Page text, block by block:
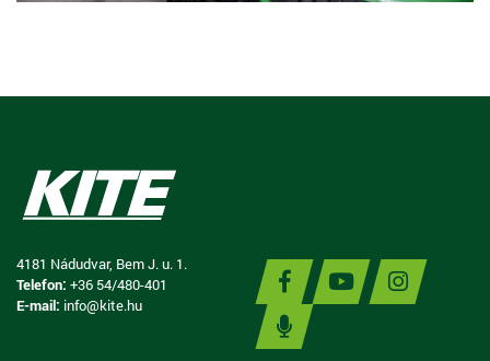
4181 Nádudvar, Bem J. u. 1.
Telefon: +36 54/480-401
E-mail: info@kite.hu